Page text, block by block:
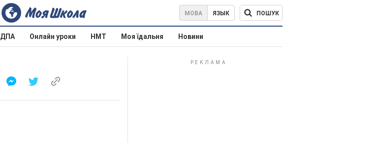
МОВА ЯЗЫК ПОШУК
ДПА Онлайн уроки НМТ Моя їдальня Новини